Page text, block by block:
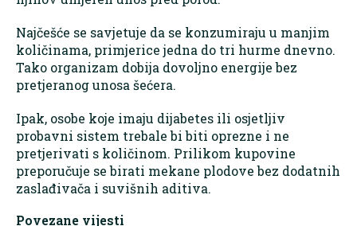
Najčešće se savjetuje da se konzumiraju u manjim
količinama, primjerice jedna do tri hurme dnevno.
Tako organizam dobija dovoljno energije bez
pretjeranog unosa šećera.
Ipak, osobe koje imaju dijabetes ili osjetljiv
probavni sistem trebale bi biti oprezne i ne
pretjerivati s količinom. Prilikom kupovine
preporučuje se birati mekane plodove bez dodatnih
zaslađivača i suvišnih aditiva.
Povezane vijesti